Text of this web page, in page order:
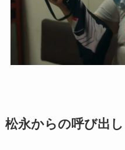
松永からの呼び出し